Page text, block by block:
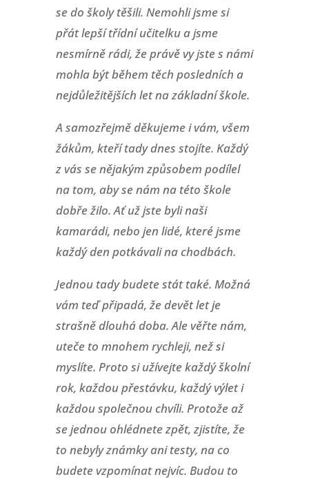
se do školy těšili. Nemohli jsme si
přát lepší třídní učitelku a jsme
nesmírně rádi, že právě vy jste s námi
mohla být během těch posledních a
nejdůležitějších let na základní škole.
A samozřejmě děkujeme i vám, všem
žákům, kteří tady dnes stojíte. Každý
z vás se nějakým způsobem podílel
na tom, aby se nám na této škole
dobře žilo. Ať už jste byli naši
kamarádi, nebo jen lidé, které jsme
každý den potkávali na chodbách.
Jednou tady budete stát také. Možná
vám teď připadá, že devět let je
strašně dlouhá doba. Ale věřte nám,
uteče to mnohem rychleji, než si
myslíte. Proto si užívejte každý školní
rok, každou přestávku, každý výlet i
každou společnou chvíli. Protože až
se jednou ohlédnete zpět, zjistíte, že
to nebyly známky ani testy, na co
budete vzpomínat nejvíc. Budou to